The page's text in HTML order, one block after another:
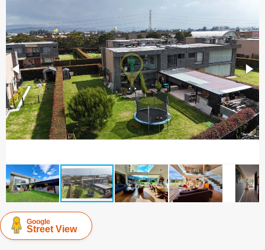
Google
Street View